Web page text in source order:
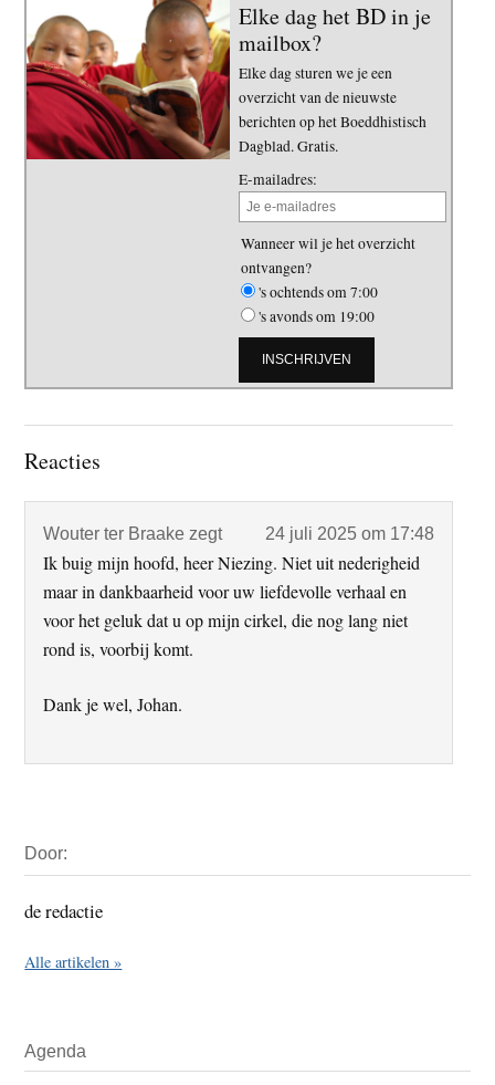
Elke dag het BD in je
mailbox?
Elke dag sturen we je een
overzicht van de nieuwste
berichten op het Boeddhistisch
Dagblad. Gratis.
E-mailadres:
Wanneer wil je het overzicht
ontvangen?
's ochtends om 7:00
's avonds om 19:00
Lees
Reacties
Wouter ter Braake zegt 24 juli 2025 om 17:48
Ik buig mijn hoofd, heer Niezing. Niet uit nederigheid
maar in dankbaarheid voor uw liefdevolle verhaal en
voor het geluk dat u op mijn cirkel, die nog lang niet
rond is, voorbij komt.
Dank je wel, Johan.
Sidebar
Door:
de redactie
Alle artikelen »
Agenda